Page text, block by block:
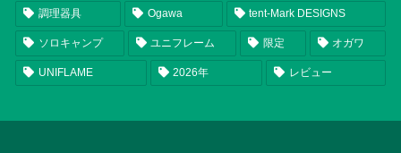
調理器具 Ogawa tent-Mark DESIGNS
ソロキャンプ ユニフレーム 限定 オガワ
UNIFLAME 2026年 レビュー